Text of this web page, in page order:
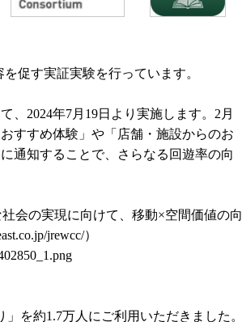
促す実証実験を行っています。
、2024年7月19日より実施します。2月
すすめ体験」や「店舗・施設からのお
通知することで、さらなる回遊率の向
会の実現に向けて、移動×空間価値の向
jrewcc/）
を約1.7万人にご利用いただきました。